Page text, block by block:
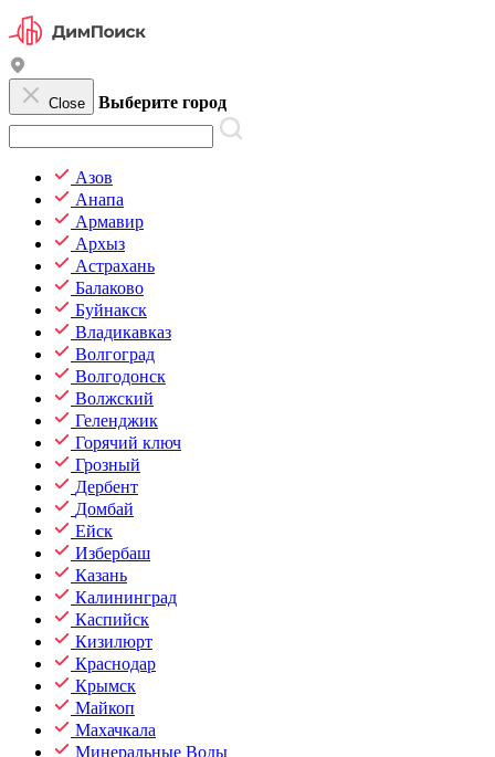
Close Выберите город
Азов
Анапа
Армавир
Архыз
Астрахань
Балаково
Буйнакск
Владикавказ
Волгоград
Волгодонск
Волжский
Геленджик
Горячий ключ
Грозный
Дербент
Домбай
Ейск
Избербаш
Казань
Калининград
Каспийск
Кизилюрт
Краснодар
Крымск
Майкоп
Махачкала
Минеральные Воды